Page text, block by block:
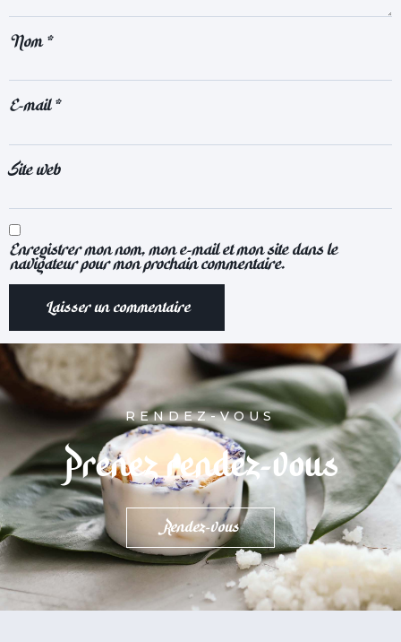
Nom*
E-mail*
Site web
Enregistrer mon nom, mon e-mail et mon site dans le
navigateur pour mon prochain commentaire.
RENDEZ-VOUS
Prenez rendez-vous
Rendez-vous